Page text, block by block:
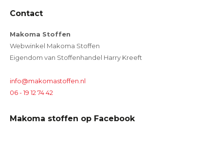
Contact
Makoma Stoffen
Webwinkel Makoma Stoffen
Eigendom van Stoffenhandel Harry Kreeft
info@makomastoffen.nl
06 - 19 12 74 42
Makoma stoffen op Facebook